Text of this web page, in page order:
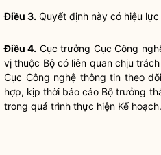
Điều 3. Quyết định này có hiệu
Điều 4. Cục trưởng Cục Công
vị thuộc Bộ có liên quan chịu
Cục Công nghệ thông tin theo
hợp, kịp thời báo cáo Bộ trưởng
trong quá trình thực hiện Kế